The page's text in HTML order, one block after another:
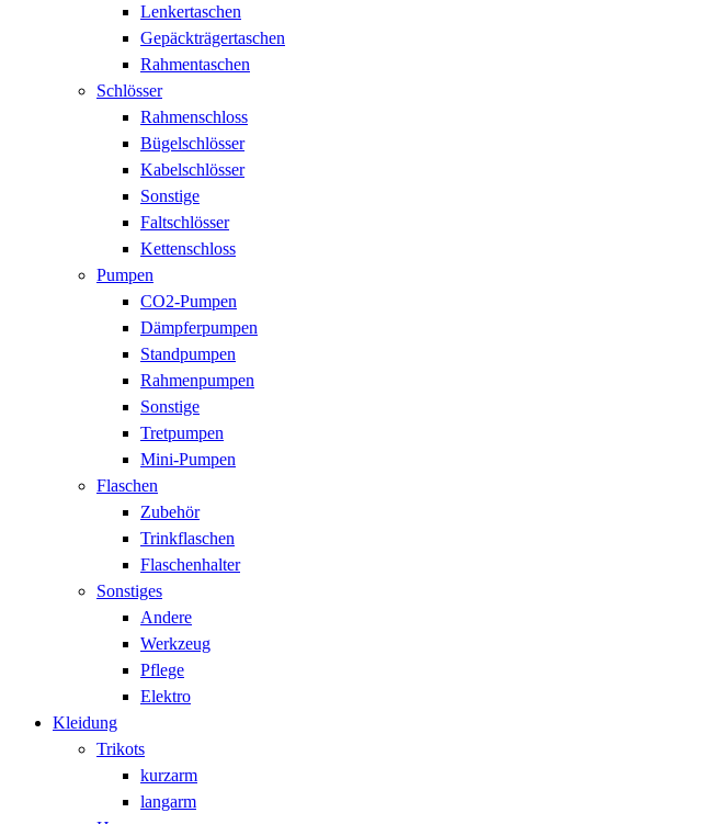
Lenkertaschen
Gepäckträgertaschen
Rahmentaschen
Schlösser
Rahmenschloss
Bügelschlösser
Kabelschlösser
Sonstige
Faltschlösser
Kettenschloss
Pumpen
CO2-Pumpen
Dämpferpumpen
Standpumpen
Rahmenpumpen
Sonstige
Tretpumpen
Mini-Pumpen
Flaschen
Zubehör
Trinkflaschen
Flaschenhalter
Sonstiges
Andere
Werkzeug
Pflege
Elektro
Kleidung
Trikots
kurzarm
langarm